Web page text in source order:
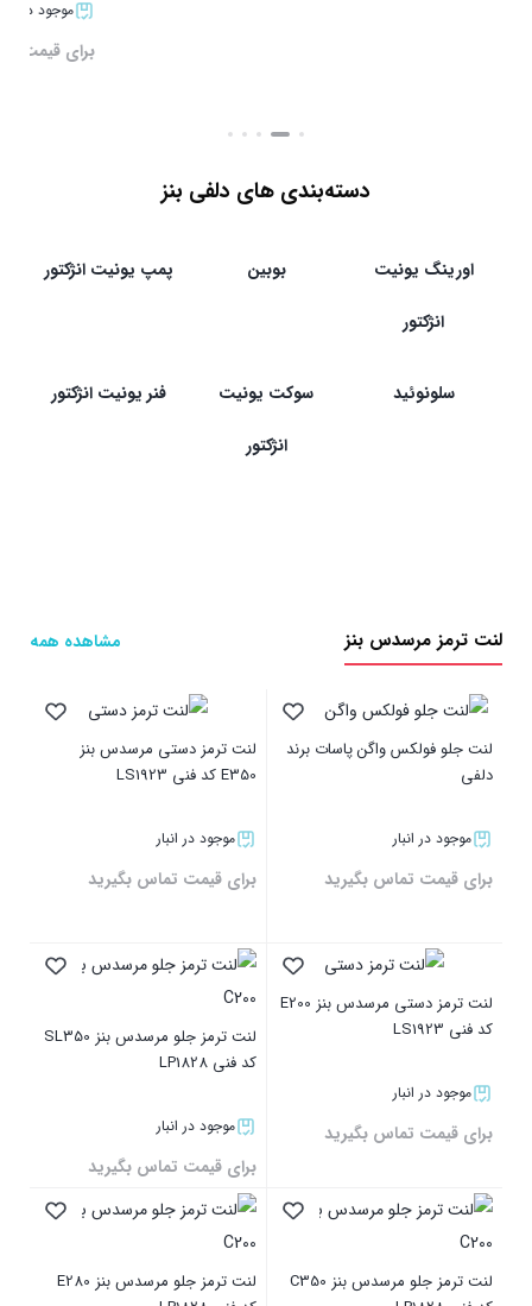
دسته‌بندی‌ های دلفی بنز
اورینگ یونیت
انژکتور
بوبین پمپ یونیت انژکتور
سلونوئید
سوکت یونیت
انژکتور
فنر یونیت انژکتور
لنت ترمز مرسدس بنز مشاهده همه
لنت جلو فولکس واگن پاسات برند
دلفی
موجود در انبار
برای قیمت تماس بگیرید
بستن
لنت ترمز دستی مرسدس بنز
E350 کد فنی LS1923
موجود در انبار
برای قیمت تماس بگیرید
بستن
لنت ترمز دستی مرسدس بنز E200
کد فنی LS1923
موجود در انبار
برای قیمت تماس بگیرید
بستن
لنت ترمز جلو مرسدس بنز SL350
کد فنی LP1828
موجود در انبار
برای قیمت تماس بگیرید
بستن
لنت ترمز جلو مرسدس بنز C350
لنت ترمز جلو مرسدس بنز E280